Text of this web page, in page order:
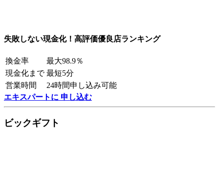
失敗しない現金化！高評価優良店ランキング
換金率
最大98.9％
現金化まで 最短5分
営業時間
24時間申し込み可能
エキスパートに 申し込む
ビックギフト